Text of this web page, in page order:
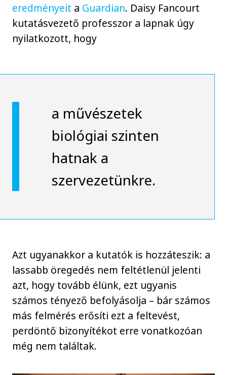
eredményeit a Guardian. Daisy Fancourt
kutatásvezető professzor a lapnak úgy
nyilatkozott, hogy
a művészetek
biológiai szinten
hatnak a
szervezetünkre.
Azt ugyanakkor a kutatók is hozzáteszik: a
lassabb öregedés nem feltétlenül jelenti
azt, hogy tovább élünk, ezt ugyanis
számos tényező befolyásolja – bár számos
más felmérés erősíti ezt a feltevést,
perdöntő bizonyítékot erre vonatkozóan
még nem találtak.